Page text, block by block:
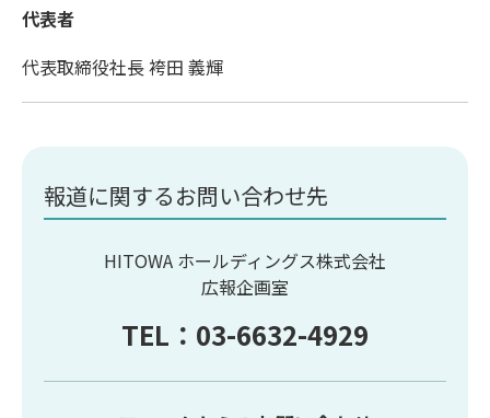
代表者
代表取締役社長 袴田 義輝
報道に関するお問い合わせ先
HITOWA ホールディングス株式会社
広報企画室
TEL：03-6632-4929